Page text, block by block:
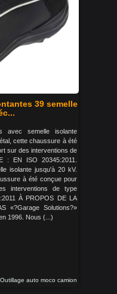
39 semelle
avec semelle isolante
cette chaussure à été
sur des interventions de
: EN ISO 20345:2011.
isolante jusqu'à 20 kV.
à été conçue pour
interventions de type
À PROPOS DE LA
«?Garage Solutions?»
1996. Nous (...)
Outillage auto moco camion